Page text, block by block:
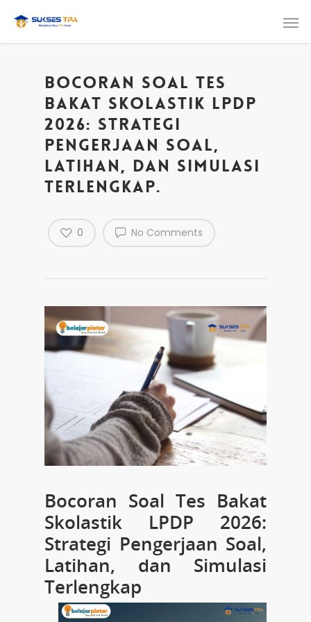
Bocoran Soal Tes
Bakat Skolastik LPDP
2026: Strategi
Pengerjaan Soal,
Latihan, dan Simulasi
Terlengkap.
No Comments
0
Bocoran Soal Tes Bakat
Skolastik LPDP 2026:
Strategi Pengerjaan Soal,
Latihan, dan Simulasi
Terlengkap